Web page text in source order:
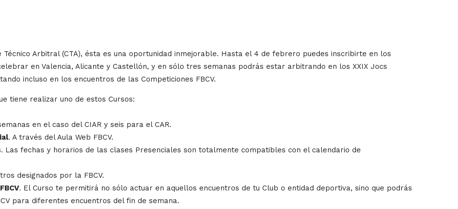
Arbitral (CTA), ésta es una oportunidad inmejorable. Hasta el 4 de febrero puedes inscribirte en los
en Valencia, Alicante y Castellón, y en sólo tres semanas podrás estar arbitrando en los XXIX Jocs
incluso en los encuentros de las Competiciones FBCV.
tiene realizar uno de estos Cursos:
en el caso del CIAR y seis para el CAR.
. A través del Aula Web FBCV.
. Las fechas y horarios de las clases Presenciales son totalmente compatibles con el calendario de
designados por la FBCV.
. El Curso te permitirá no sólo actuar en aquellos encuentros de tu Club o entidad deportiva, sino que podrás
para diferentes encuentros del fin de semana.